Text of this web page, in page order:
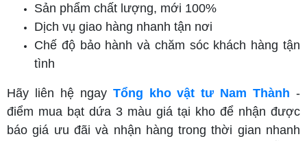
Sản phẩm chất lượng, mới 100%
Dịch vụ giao hàng nhanh tận nơi
Chế độ bảo hành và chăm sóc khách hàng tận
tình
Hãy liên hệ ngay Tổng kho vật tư Nam Thành -
điểm mua bạt dứa 3 màu giá tại kho để nhận được
báo giá ưu đãi và nhận hàng trong thời gian nhanh